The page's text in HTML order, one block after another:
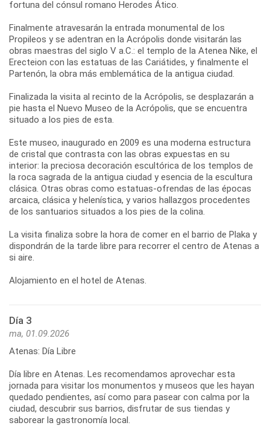
fortuna del cónsul romano Herodes Ático.
Finalmente atravesarán la entrada monumental de los
Propileos y se adentran en la Acrópolis donde visitarán las
obras maestras del siglo V a.C.: el templo de la Atenea Nike, el
Erecteion con las estatuas de las Cariátides, y finalmente el
Partenón, la obra más emblemática de la antigua ciudad.
Finalizada la visita al recinto de la Acrópolis, se desplazarán a
pie hasta el Nuevo Museo de la Acrópolis, que se encuentra
situado a los pies de esta.
Este museo, inaugurado en 2009 es una moderna estructura
de cristal que contrasta con las obras expuestas en su
interior: la preciosa decoración escultórica de los templos de
la roca sagrada de la antigua ciudad y esencia de la escultura
clásica. Otras obras como estatuas-ofrendas de las épocas
arcaica, clásica y helenística, y varios hallazgos procedentes
de los santuarios situados a los pies de la colina.
La visita finaliza sobre la hora de comer en el barrio de Plaka y
dispondrán de la tarde libre para recorrer el centro de Atenas a
si aire.
Alojamiento en el hotel de Atenas.
Día 3
ma, 01.09.2026
Atenas: Día Libre
Día libre en Atenas. Les recomendamos aprovechar esta
jornada para visitar los monumentos y museos que les hayan
quedado pendientes, así como para pasear con calma por la
ciudad, descubrir sus barrios, disfrutar de sus tiendas y
saborear la gastronomía local.